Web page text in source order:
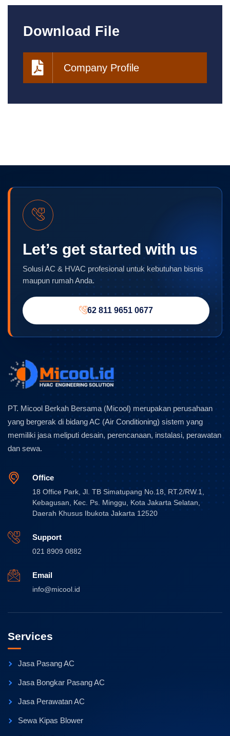
Download File
Company Profile
Let’s get started with us
Solusi AC & HVAC profesional untuk kebutuhan bisnis
maupun rumah Anda.
62 811 9651 0677
PT. Micool Berkah Bersama (Micool) merupakan perusahaan
yang bergerak di bidang AC (Air Conditioning) sistem yang
memiliki jasa meliputi desain, perencanaan, instalasi, perawatan
dan sewa.
Office
18 Office Park, Jl. TB Simatupang No.18, RT.2/RW.1,
Kebagusan, Kec. Ps. Minggu, Kota Jakarta Selatan,
Daerah Khusus Ibukota Jakarta 12520
Support
021 8909 0882
Email
info@micool.id
Services
Jasa Pasang AC
Jasa Bongkar Pasang AC
Jasa Perawatan AC
Sewa Kipas Blower